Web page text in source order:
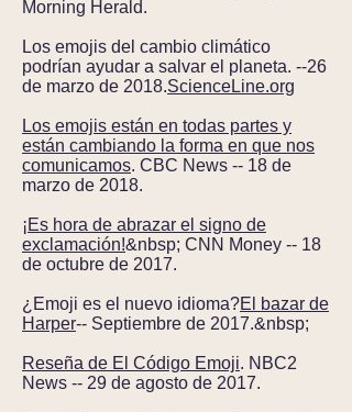
Morning Herald.
Los emojis del cambio climático
podrían ayudar a salvar el planeta. --26
de marzo de 2018.ScienceLine.org
Los emojis están en todas partes y
están cambiando la forma en que nos
comunicamos. CBC News -- 18 de
marzo de 2018.
¡Es hora de abrazar el signo de
exclamación!&nbsp; CNN Money -- 18
de octubre de 2017.
¿Emoji es el nuevo idioma?El bazar de
Harper-- Septiembre de 2017.&nbsp;
Reseña de El Código Emoji. NBC2
News -- 29 de agosto de 2017.